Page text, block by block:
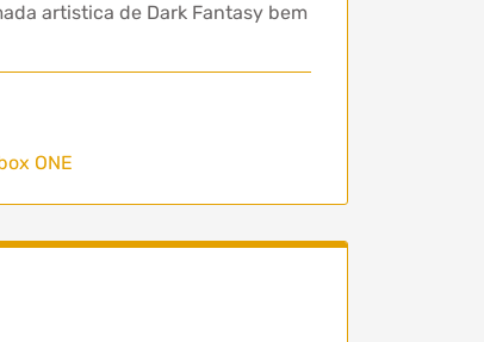
artistica de Dark Fantasy bem
ONE